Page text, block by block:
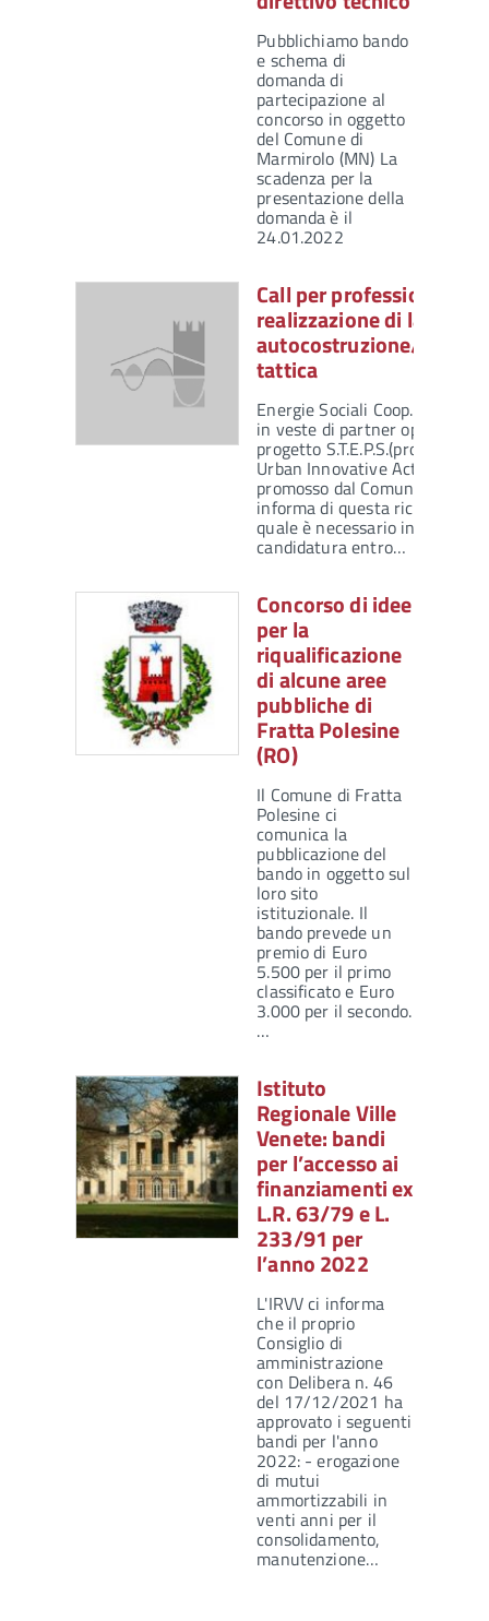
Pubblichiamo bando
e schema di
domanda di
partecipazione al
concorso in oggetto
del Comune di
Marmirolo (MN) La
scadenza per la
presentazione della
domanda è il
24.01.2022
Call per professionisti
realizzazione di
autocostruzione/
tattica
Energie Sociali Coop. Sociale
in veste di partner operativo
progetto S.T.E.P.S.(programma
Urban Innovative Actions)
promosso dal Comune di
informa di questa ricerca per
quale è necessario inviare
candidatura entro…
Concorso di idee
per la
riqualificazione
di alcune aree
pubbliche di
Fratta Polesine
(RO)
Il Comune di Fratta
Polesine ci
comunica la
pubblicazione del
bando in oggetto sul
loro sito
istituzionale. Il
bando prevede un
premio di Euro
5.500 per il primo
classificato e Euro
3.000 per il secondo.
…
Istituto
Regionale Ville
Venete: bandi
per l’accesso ai
finanziamenti ex
L.R. 63/79 e L.
233/91 per
l’anno 2022
L'IRVV ci informa
che il proprio
Consiglio di
amministrazione
con Delibera n. 46
del 17/12/2021 ha
approvato i seguenti
bandi per l'anno
2022: - erogazione
di mutui
ammortizzabili in
venti anni per il
consolidamento,
manutenzione…